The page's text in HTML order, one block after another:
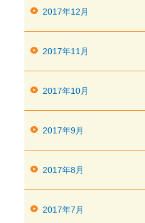
2017年12月
2017年11月
2017年10月
2017年9月
2017年8月
2017年7月